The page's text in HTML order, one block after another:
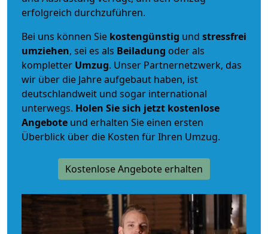
erfolgreich durchzuführen.
Bei uns können Sie kostengünstig und stressfrei
umziehen, sei es als Beiladung oder als
kompletter Umzug. Unser Partnernetzwerk, das
wir über die Jahre aufgebaut haben, ist
deutschlandweit und sogar international
unterwegs. Holen Sie sich jetzt kostenlose
Angebote und erhalten Sie einen ersten
Überblick über die Kosten für Ihren Umzug.
Kostenlose Angebote erhalten